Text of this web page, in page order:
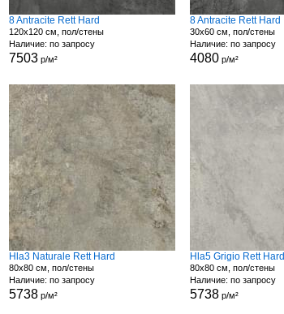
8 Antracite Rett Hard
120x120 см, пол/стены
Наличие: по запросу
7503р/м²
8 Antracite Rett Hard
30x60 см, пол/стены
Наличие: по запросу
4080 р/м²
Hla3 Naturale Rett Hard
80x80 см, пол/стены
Наличие: по запросу
5738р/м²
Hla5 Grigio Rett Hard
80x80 см, пол/стены
Наличие: по запросу
5738 р/м²